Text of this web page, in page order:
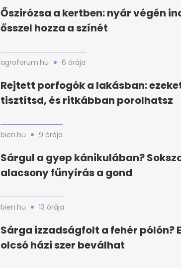
Őszirózsa a kertben: nyár végén
ősszel hozza a színét
agroforum.hu 6 órája
Rejtett porfogók a lakásban:
tisztítsd, és ritkábban porolhatsz
bien.hu 9 órája
Sárgul a gyep kánikulában?
alacsony fűnyírás a gond
bien.hu 13 órája
Sárga izzadságfolt a fehér pólón?
olcsó házi szer beválhat